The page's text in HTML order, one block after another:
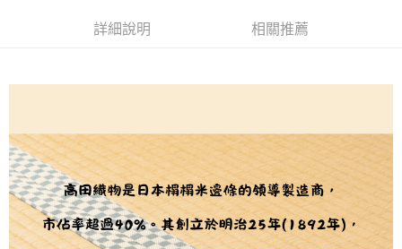
1.本服務係由「台灣大哥大股份有限公司」（以下簡稱本公司）所提供，讓
2.基於同意付款使用「大哥付你分期」之契約關係目的，商店將以您的個人
3.完整用戶服務條款，請詳閱以下連結：https://oppay.tw/userRule
ATM／網路銀行／等多元方式進行付款，方視為交易完成。
【注意事項】
１．透過由恩沛科技股份有限公司提供之「AFTEE先享後付」服務完成之交
易，需依本服務之必要範圍內提供個人資料，並將交易相關給付款項請求債
權轉讓予恩沛科技股份有限公司。
２．關於個人資料處理事宜，請瀏覽以下網址：
https://aftee.tw/terms/#terms3
詳細說明 相關推薦